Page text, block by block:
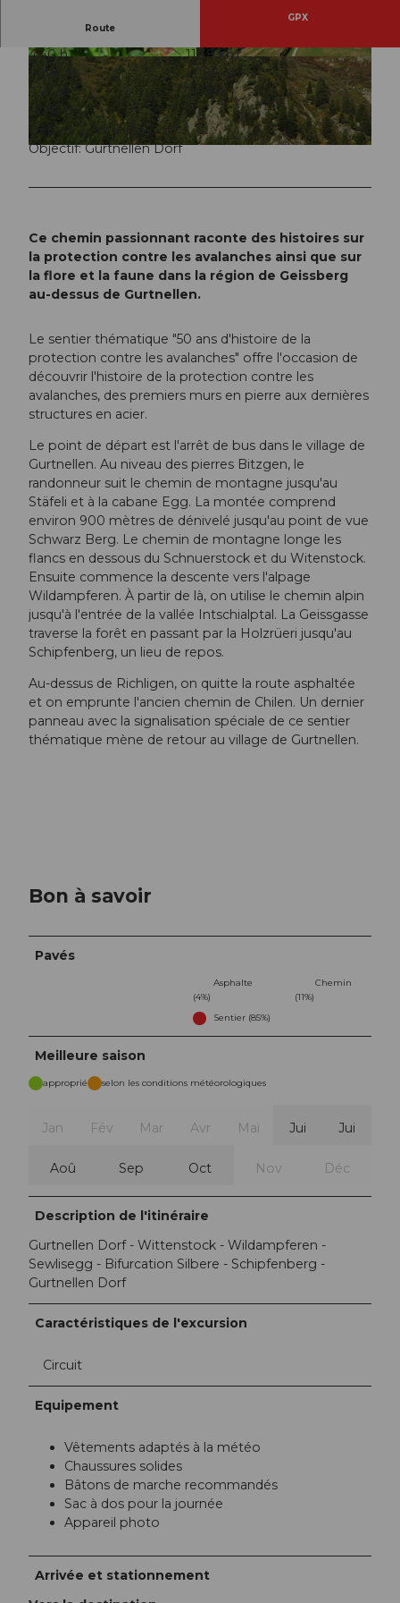
© www.geissberg.ch
© www.geissberg.ch
© Andermatt-Urserntal Tourismus GmbH, Ferie
nregion Andermatt
Route
GPX
4:40 h
11,38 km
1.086 m
1.086 m
930 m
2.016 m
1.086 m
Départ: Gurtnellen Dorf
Objectif: Gurtnellen Dorf
Ce chemin passionnant raconte des histoires sur
la protection contre les avalanches ainsi que sur
la flore et la faune dans la région de Geissberg
au-dessus de Gurtnellen.
Le sentier thématique "50 ans d'histoire de la
protection contre les avalanches" offre l'occasion de
découvrir l'histoire de la protection contre les
avalanches, des premiers murs en pierre aux dernières
structures en acier.
Le point de départ est l'arrêt de bus dans le village de
Gurtnellen. Au niveau des pierres Bitzgen, le
randonneur suit le chemin de montagne jusqu'au
Stäfeli et à la cabane Egg. La montée comprend
environ 900 mètres de dénivelé jusqu'au point de vue
Schwarz Berg. Le chemin de montagne longe les
flancs en dessous du Schnuerstock et du Witenstock.
Ensuite commence la descente vers l'alpage
Wildampferen. À partir de là, on utilise le chemin alpin
jusqu'à l'entrée de la vallée Intschialptal. La Geissgasse
traverse la forêt en passant par la Holzrüeri jusqu'au
Schipfenberg, un lieu de repos.
Au-dessus de Richligen, on quitte la route asphaltée
et on emprunte l'ancien chemin de Chilen. Un dernier
panneau avec la signalisation spéciale de ce sentier
thématique mène de retour au village de Gurtnellen.
Bon à savoir
Pavés
Asphalte
(4%)
Chemin
(11%)
Sentier (85%)
Meilleure saison
approprié selon les conditions météorologiques
Jan Fév Mar Avr Mai Jui Jui
Aoû Sep Oct Nov Déc
Description de l'itinéraire
Gurtnellen Dorf - Wittenstock - Wildampferen -
Sewlisegg - Bifurcation Silbere - Schipfenberg -
Gurtnellen Dorf
Caractéristiques de l'excursion
Circuit
Equipement
Vêtements adaptés à la météo
Chaussures solides
Bâtons de marche recommandés
Sac à dos pour la journée
Appareil photo
Arrivée et stationnement